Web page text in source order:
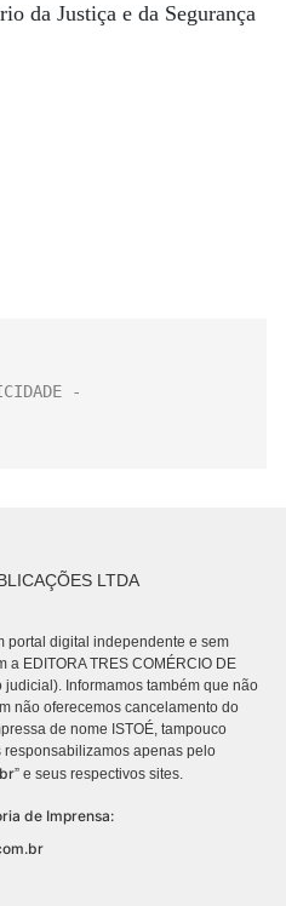
da Justiça e da Segurança
LTDA
portal digital independente e sem
EDITORA TRES COMÉRCIO DE
judicial). Informamos também que não
não oferecemos cancelamento do
de nome ISTOÉ, tampouco
apenas pelo
” e seus respectivos sites.
de Imprensa: